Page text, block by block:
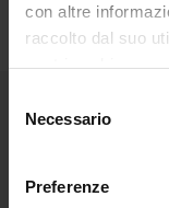
con altre
raccolto dal suo
delNecessario
Preferenze
Menú
Classic